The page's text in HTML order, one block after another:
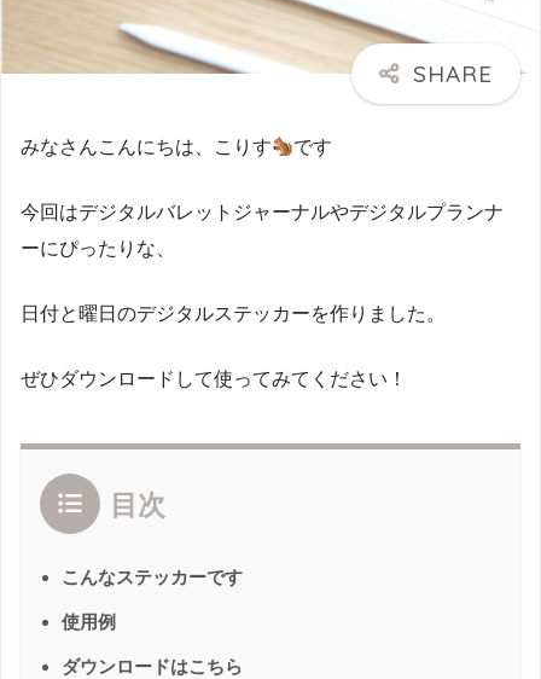
みなさんこんにちは、こりす です
今回はデジタルバレットジャーナルやデジタルプランナ
ーにぴったりな、
日付と曜日のデジタルステッカーを作りました。
ぜひダウンロードして使ってみてください！
目次
こんなステッカーです
使用例
ダウンロードはこちら